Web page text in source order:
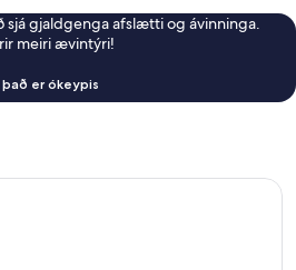
sjá gjaldgenga afslætti og ávinninga.
meiri ævintýri!
það er ókeypis